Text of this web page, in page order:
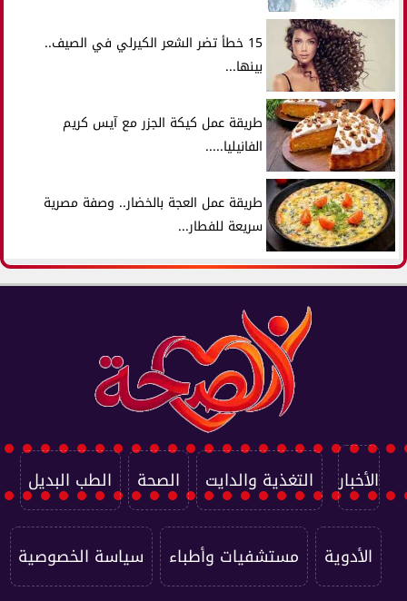
15 خطأ تضر الشعر الكيرلي في الصيف..
بينها...
طريقة عمل كيكة الجزر مع آيس كريم
الفانيليا.....
طريقة عمل العجة بالخضار.. وصفة مصرية
سريعة للفطار...
الأخبار التغذية والدايت الصحة الطب البديل
الأدوية مستشفيات وأطباء سياسة الخصوصية